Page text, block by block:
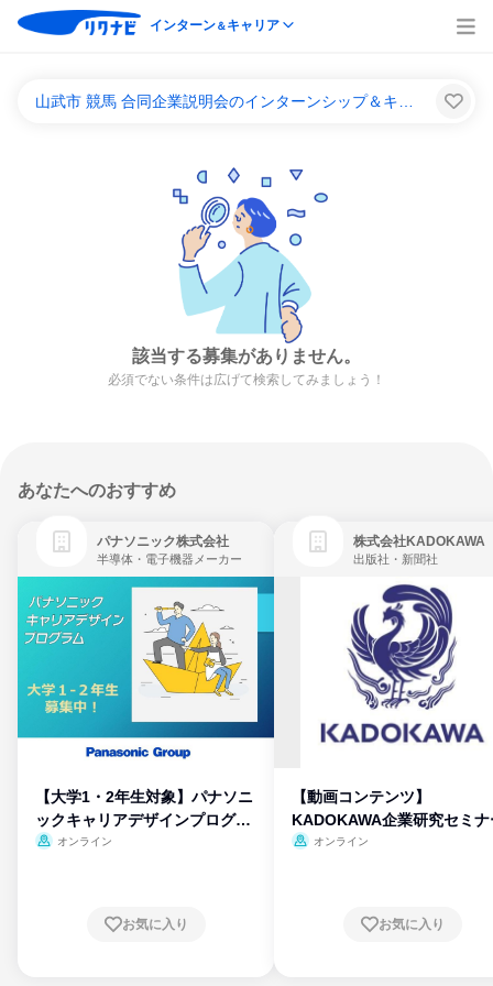
インターン＆キャリア
該当する募集がありません。
必須でない条件は広げて検索してみましょう！
あなたへのおすすめ
パナソニック株式会社
半導体・電子機器メーカー
【大学1・2年生対象】パナソニ
ックキャリアデザインプログラ
ム
オンライン
お気に入り
株式会社KADOKAWA
出版社・新聞社
【動画コンテンツ】
KADOKAWA企業研究セミナ
オンライン
お気に入り